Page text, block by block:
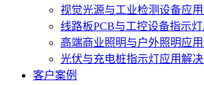
视觉光源与工业检测设备应
线路板PCB与工控设备指示
高端商业照明与户外照明应
光伏与充电桩指示灯应用解
客户案例